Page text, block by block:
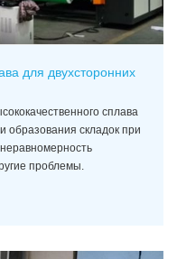
для двухсторонних
сплава
образования складок при
проблемы.